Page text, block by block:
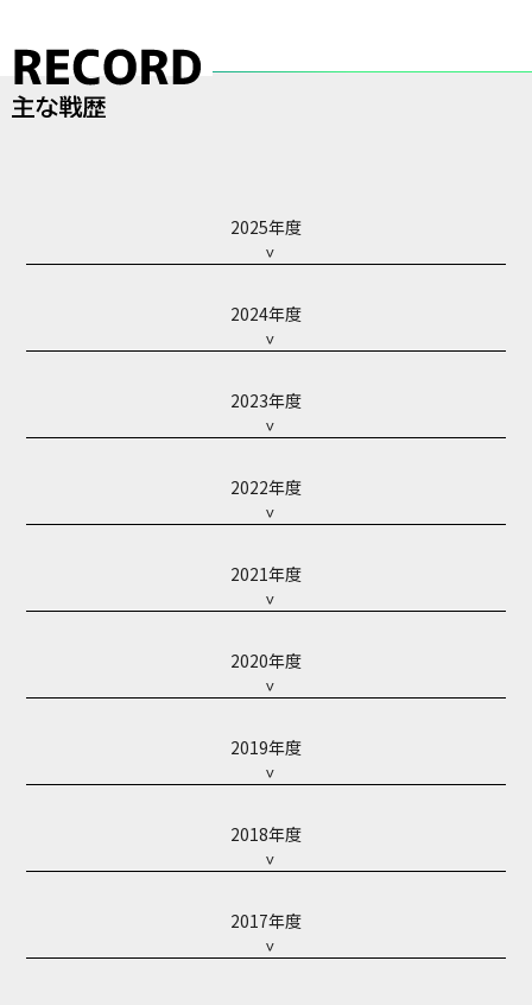
2025年度
2024年度
2023年度
2022年度
2021年度
2020年度
2019年度
2018年度
2017年度